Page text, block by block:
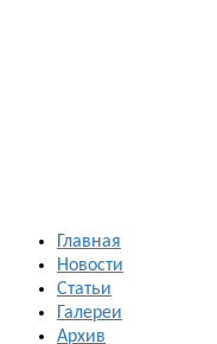
Главная
Новости
Статьи
Галереи
Архив